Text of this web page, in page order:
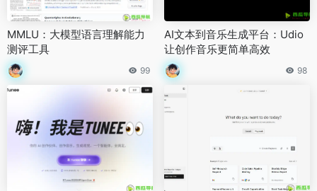
MMLU：大模型语言理解能力
测评工具
99
AI文本到音乐生成平台：Udio
让创作音乐更简单高效
98